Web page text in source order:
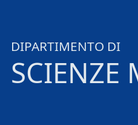
DIPARTIMENTO DI
SCIENZE